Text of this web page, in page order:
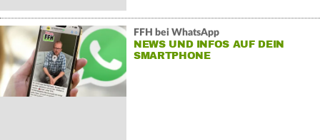
FFH bei WhatsApp
NEWS UND INFOS AUF DEIN
SMARTPHONE